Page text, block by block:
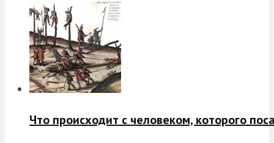
Что происходит с человеком, которого